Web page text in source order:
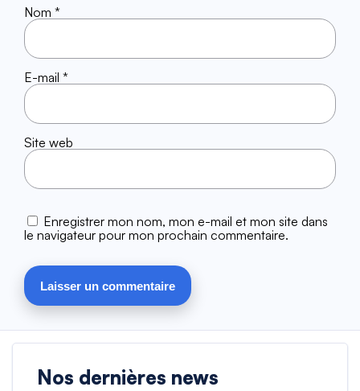
Nom *
E-mail *
Site web
Enregistrer mon nom, mon e-mail et mon site dans
le navigateur pour mon prochain commentaire.
Nos dernières news